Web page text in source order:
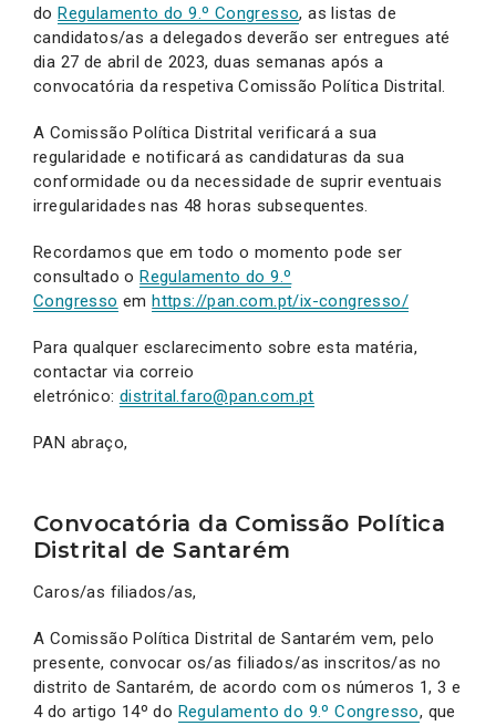
doRegulamento do 9.º Congresso, as listas de
candidatos/as a delegados deverão ser entregues até
dia 27 de abril de 2023, duas semanas após a
convocatória da respetiva Comissão Política Distrital.
A Comissão Política Distrital verificará a sua
regularidade e notificará as candidaturas da sua
conformidade ou da necessidade de suprir eventuais
irregularidades nas 48 horas subsequentes.
Recordamos que em todo o momento pode ser
consultado oRegulamento do 9.º
Congresso emhttps://pan.com.pt/ix-congresso/
Para qualquer esclarecimento sobre esta matéria,
contactar via correio
eletrónico: distrital.faro@pan.com.pt
PAN abraço,
Convocatória da Comissão Política
Distrital de Santarém
Caros/as filiados/as,
A Comissão Política Distrital de Santarém vem, pelo
presente, convocar os/as filiados/as inscritos/as no
distrito de Santarém, de acordo com os números 1, 3 e
4 do artigo 14º do Regulamento do 9.º Congresso, que